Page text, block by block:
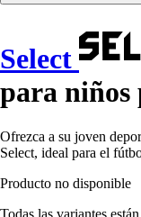
Select
para niños
Ofrezca a su joven
Select, ideal para el
Producto no disponible
Todas las variantes